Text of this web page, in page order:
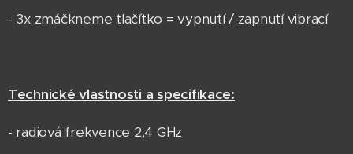
- 3x zmáčkneme tlačítko = vypnutí / zapnutí vibrací
Technické vlastnosti a specifikace:
- radiová frekvence 2,4 GHz